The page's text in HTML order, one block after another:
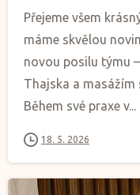
Přejeme všem
máme skvělou
novou posilu týmu
Thajska a masážím
Během své praxe v...
18. 5. 2026